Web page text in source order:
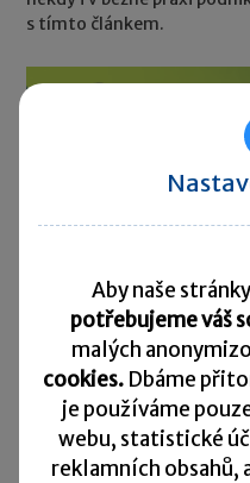
s tímto článkem.
JMHZ: Jak na
22. 05. 2026
Aby naše
potřebujeme váš
malých
cookies. Dbáme
je používáme
webu, statistické
reklamních obsahů,